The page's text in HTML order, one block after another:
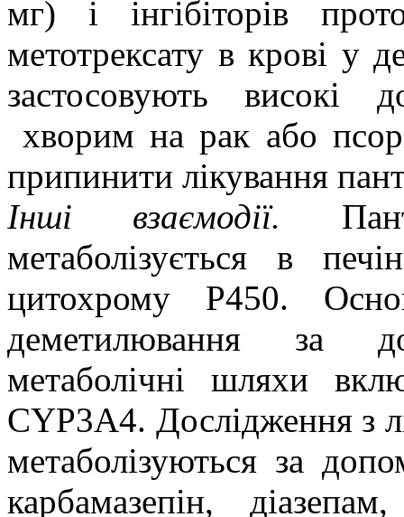
мг) і інгібіторів
метотрексату в крові у
застосовують високі
хворим на рак або
припинити лікування
Інші взаємодії.
метаболізується в
цитохрому Р450.
деметилювання за
метаболічні шляхи
CYP3А4. Дослідження з
метаболізуються за
карбамазепін,